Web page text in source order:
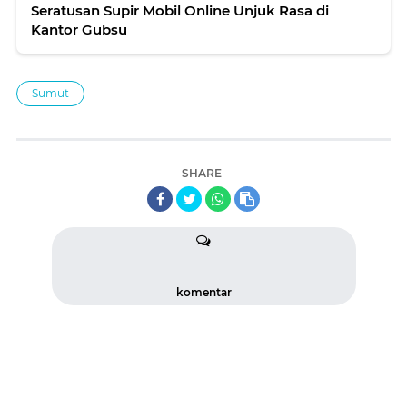
Seratusan Supir Mobil Online Unjuk Rasa di
Kantor Gubsu
Sumut
SHARE
komentar